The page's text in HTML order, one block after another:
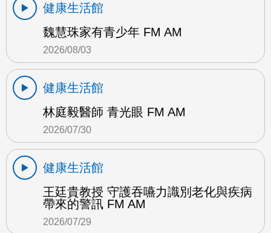
健康生活館
魏慧珠家有青少年 FM AM
2026/08/03
健康生活館
林庭毅醫師 青光眼 FM AM
2026/07/30
健康生活館
王廷貴教授 守護吞嚥力識別老化與疾病
帶來的警訊 FM AM
2026/07/29